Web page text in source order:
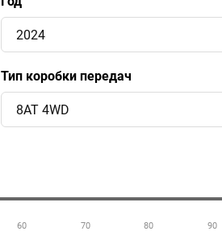
Тип коробки передач
60 70 80 90